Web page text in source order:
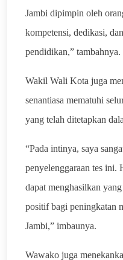
Jambi dipimpin oleh
kompetensi, dedikasi,
pendidikan,” tambahnya.
Wakil Wali Kota juga
senantiasa mematuhi
yang telah ditetapkan
“Pada intinya, saya
penyelenggaraan tes ini.
dapat menghasilkan
positif bagi peningkatan
Jambi,” imbaunya.
Wawako juga